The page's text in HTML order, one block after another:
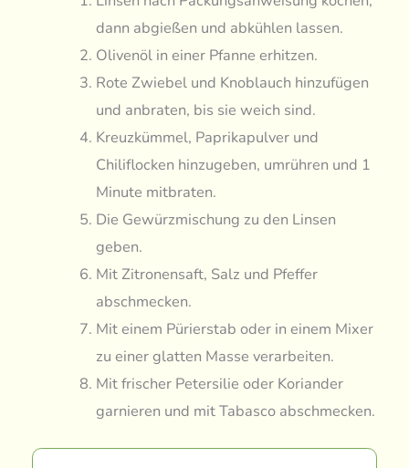
dann abgießen und abkühlen lassen.
Olivenöl in einer Pfanne erhitzen.
Rote Zwiebel und Knoblauch hinzufügen
und anbraten, bis sie weich sind.
Kreuzkümmel, Paprikapulver und
Chiliflocken hinzugeben, umrühren und 1
Minute mitbraten.
Die Gewürzmischung zu den Linsen
geben.
Mit Zitronensaft, Salz und Pfeffer
abschmecken.
Mit einem Pürierstab oder in einem Mixer
zu einer glatten Masse verarbeiten.
Mit frischer Petersilie oder Koriander
garnieren und mit Tabasco abschmecken.